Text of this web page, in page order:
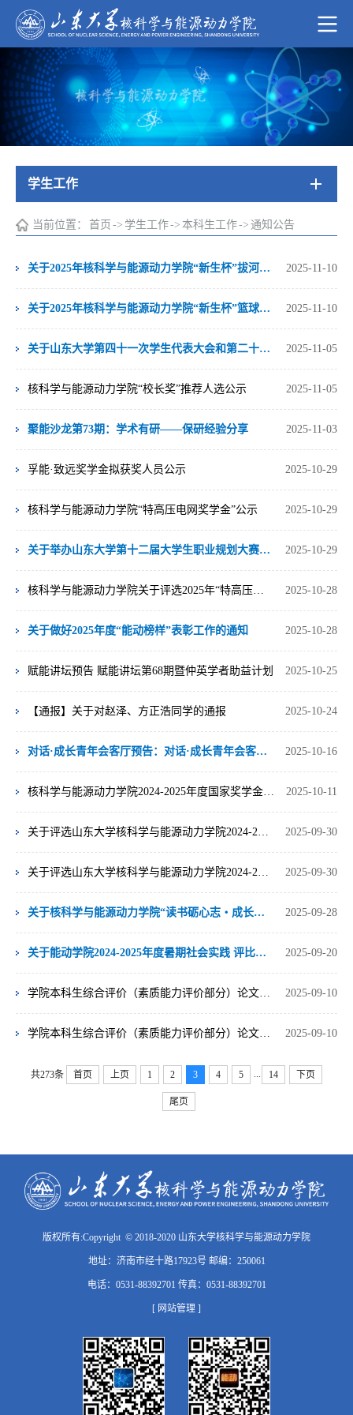
学生工作
当前位置： 首页 -> 学生工作-> 本科生工作-> 通知公告
2025-11-10
关于2025年核科学与能源动力学院“新生杯”拔河比赛结果的公示
2025-11-10
关于2025年核科学与能源动力学院“新生杯”篮球比赛结果的公示
2025-11-05
关于山东大学第四十一次学生代表大会和第二十三次研究生代表大会核科学与能源动力学院学生代表推荐名单的公示
2025-11-05
核科学与能源动力学院“校长奖”推荐人选公示
2025-11-03
聚能沙龙第73期：学术有研——保研经验分享
2025-10-29
孚能·致远奖学金拟获奖人员公示
2025-10-29
核科学与能源动力学院“特高压电网奖学金”公示
2025-10-29
关于举办山东大学第十二届大学生职业规划大赛暨第三届全国大学生职业规划大赛院内选拔赛的通知
2025-10-28
核科学与能源动力学院关于评选2025年“特高压电网奖学金”的通知
2025-10-28
关于做好2025年度“能动榜样”表彰工作的通知
2025-10-25
赋能讲坛预告 赋能讲坛第68期暨仲英学者助益计划
2025-10-24
【通报】关于对赵泽、方正浩同学的通报
2025-10-16
对话·成长青年会客厅预告：对话·成长青年会客厅 ———破茧成长与绿色未来
2025-10-11
核科学与能源动力学院2024-2025年度国家奖学金、省政府奖学金推荐人选公示
2025-09-30
关于评选山东大学核科学与能源动力学院2024-2025学年山东省政府奖学金的通知
2025-09-30
关于评选山东大学核科学与能源动力学院2024-2025学年度国家奖学金的通知
2025-09-28
关于核科学与能源动力学院“读书砺心志・成长拓新程”主题团日活动通知
2025-09-20
关于能动学院2024-2025年度暑期社会实践 评比推荐结果公示
2025-09-10
学院本科生综合评价（素质能力评价部分）论文类科研创新赋分公示
2025-09-10
学院本科生综合评价（素质能力评价部分）论文类科研创新赋分答辩名单补充公示
共273条 首页 上页 1 2 3 4 5 ... 14 下页
尾页
版权所有:Copyright © 2018-2020 山东大学核科学与能源动力学院
地址：济南市经十路17923号 邮编：250061
电话：0531-88392701 传真：0531-88392701
[ 网站管理 ]